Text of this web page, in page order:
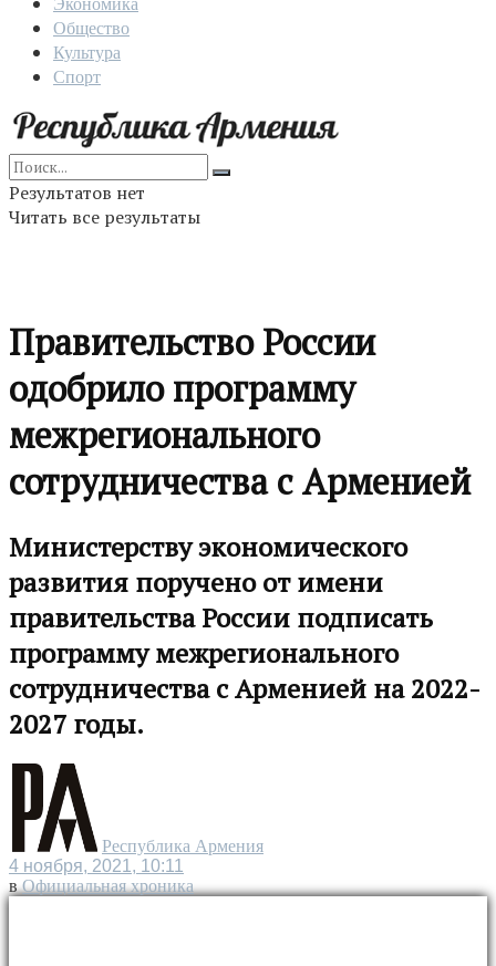
Общество
Культура
Спорт
Результатов нет
Читать все результаты
Правительство России
одобрило программу
межрегионального
сотрудничества с Арменией
Министерству экономического
развития поручено от имени
правительства России подписать
программу межрегионального
сотрудничества с Арменией на 2022-
2027 годы.
Республика Армения
4 ноября, 2021, 10:11
в Официальная хроника